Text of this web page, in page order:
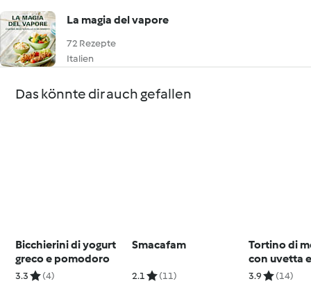
La magia del vapore
72 Rezepte
Italien
Das könnte dir auch gefallen
Bicchierini di yogurt
greco e pomodoro
3.3 (4)
Smacafam
2.1 (11)
Tortino di
con uvetta
3.9 (14)